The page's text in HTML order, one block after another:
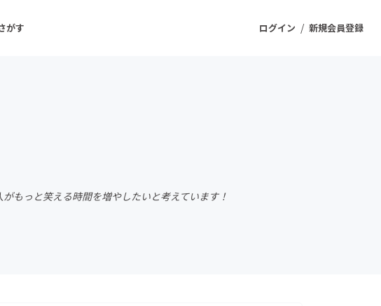
ログイン / 新規会員登録
がす
飲食店
ファッション
もっと笑える時間を増やしたいと考えています！